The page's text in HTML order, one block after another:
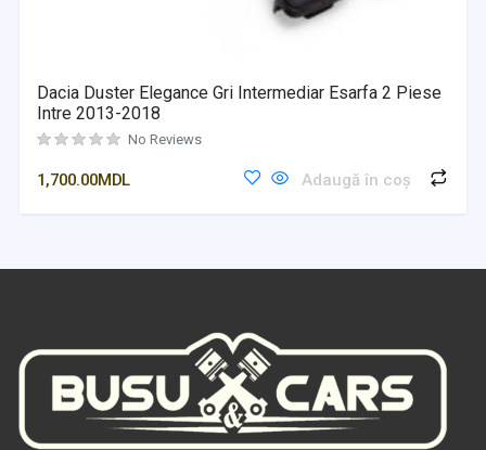
Dacia Duster Elegance Gri Intermediar Esarfa 2 Piese
Intre 2013-2018
No Reviews
1,700.00MDL Adaugă în coș